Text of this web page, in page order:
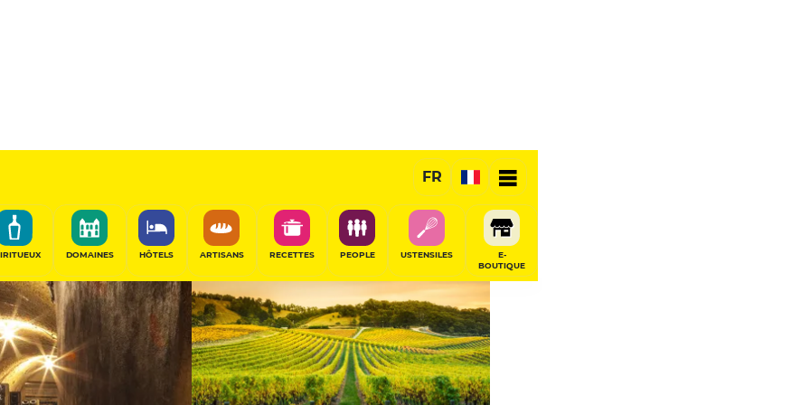
FR
DOMAINES HÔTELS ARTISANS RECETTES PEOPLE USTENSILES
E-
BOUTIQUE